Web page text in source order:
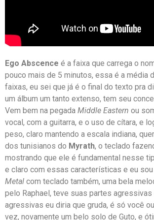
Ego Abscence é a faixa que carrega o
pouco mais de 5 minutos, essa é a média
faixas, eu sei que já é o final do texto pra
um álbum um tanto extenso, tem seu
Vem bem na pegada Middle Eastern ou
vocal, com a guitarra, e o uso de cítara, e
peso, claro mantendo a escala indiana,
dos tunisianos do Myrath, o teclado
mostrando que ele é fundamental nesse
e claro com essas características e eu
Metal com teclado também, uma bela
pelo Raphael, teve suas partes agressivas
agressivas eu diria que gruda, é só você
vez, novamente um belo solo de Guto, e